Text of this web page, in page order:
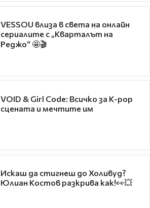
VESSOU влиза в света на онлайн
сериалите с „Кварталът на
Реджо“ 🤩🎬
VOID & Girl Code: Всичко за K-pop
сцената и мечтите им
Искаш да стигнеш до Холивуд?
Юлиан Костов разкрива как!👀💥